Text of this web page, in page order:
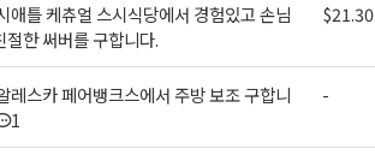
애틀 케츄얼 스시식당에서 경험있고 손님
절한 써버를 구합니다.
$21.30
레스카 페어뱅크스에서 주방 보조 구합니
1
-